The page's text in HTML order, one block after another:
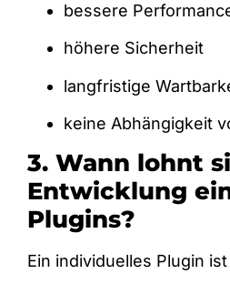
bessere
höhere Sicherheit
langfristige
keine Abhängigkeit
3. Wann lohnt
Entwicklung
Plugins?
Ein individuelles Plugin